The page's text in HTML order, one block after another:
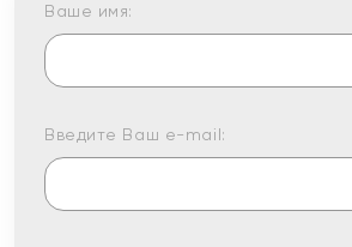
Ваше имя:
Введите Ваш e-mail: